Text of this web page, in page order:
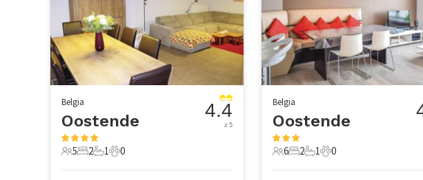
Belgia
Oostende
5 Goście
5
2 Sypialnie
2
1 Łazienka
1
0 Zwierzęta domowe
0
4.4
z 5
Belgia
Oostende
6 Goście
6
2 Sypialnie
2
1 Łazienka
1
0 Zwierzęta domowe
0